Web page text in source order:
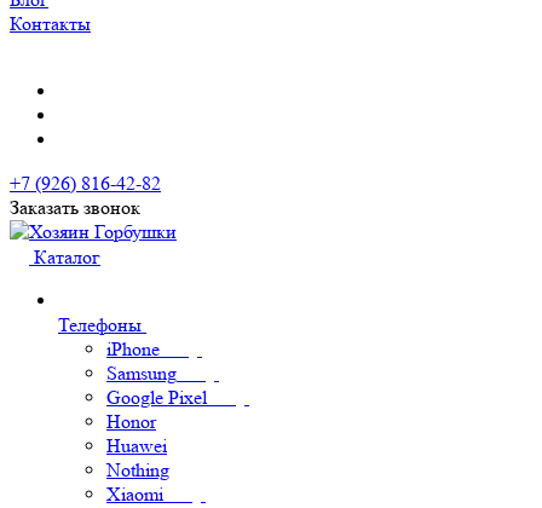
Контакты
+7 (926) 816-42-82
Заказать звонок
Каталог
Телефоны
iPhone
Samsung
Google Pixel
Honor
Huawei
Nothing
Xiaomi